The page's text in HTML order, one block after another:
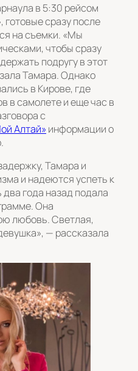
в 5:30 рейсом
сразу после
на съемки. «Мы
чтобы сразу
подругу в этот
Тамара. Однако
в Кирове, где
в самолете и еще час в
с
Алтай» информации о
Тамара и
и надеются успеть к
года назад подала
Она
любовь. Светлая,
— рассказала